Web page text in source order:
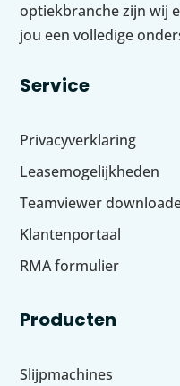
optiekbranche zijn wij
jou een volledige
Service
Privacyverklaring
Leasemogelijkheden
Teamviewer
Klantenportaal
RMA formulier
Producten
Slijpmachines